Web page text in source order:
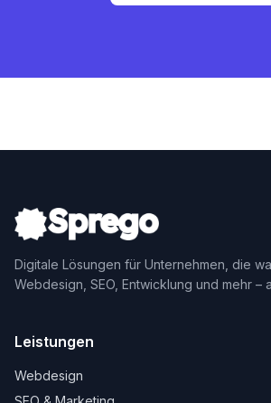
Digitale Lösungen für Unternehmen, die
Webdesign, SEO, Entwicklung und mehr –
Leistungen
Webdesign